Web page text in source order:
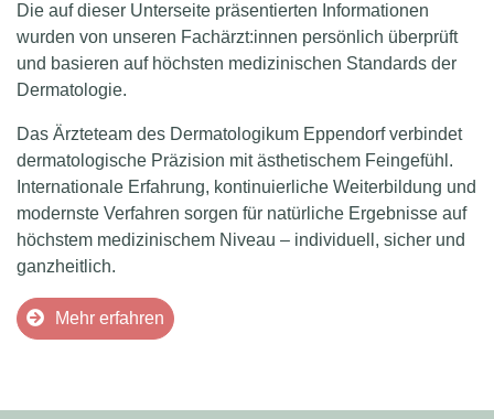
Die auf dieser Unterseite präsentierten Informationen
wurden von unseren Fachärzt:innen persönlich überprüft
und basieren auf höchsten medizinischen Standards der
Dermatologie.
Das Ärzteteam des Dermatologikum Eppendorf verbindet
dermatologische Präzision mit ästhetischem Feingefühl.
Internationale Erfahrung, kontinuierliche Weiterbildung und
modernste Verfahren sorgen für natürliche Ergebnisse auf
höchstem medizinischem Niveau – individuell, sicher und
ganzheitlich.
Mehr erfahren